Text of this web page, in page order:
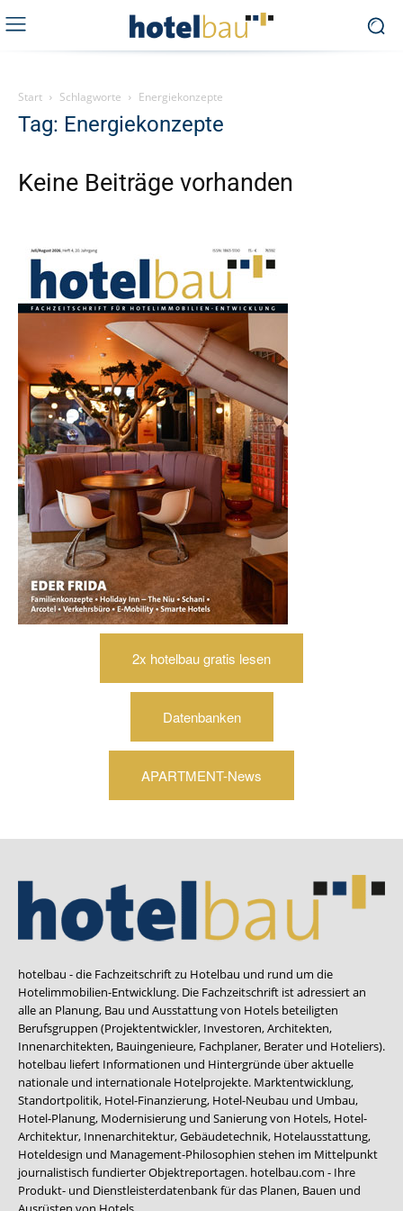
Start Schlagworte Energiekonzepte
Tag: Energiekonzepte
Keine Beiträge vorhanden
2x hotelbau gratis lesen
Datenbanken
APARTMENT-News
hotelbau - die Fachzeitschrift zu Hotelbau und rund um die
Hotelimmobilien-Entwicklung. Die Fachzeitschrift ist adressiert an
alle an Planung, Bau und Ausstattung von Hotels beteiligten
Berufsgruppen (Projektentwickler, Investoren, Architekten,
Innenarchitekten, Bauingenieure, Fachplaner, Berater und Hoteliers).
hotelbau liefert Informationen und Hintergründe über aktuelle
nationale und internationale Hotelprojekte. Marktentwicklung,
Standortpolitik, Hotel-Finanzierung, Hotel-Neubau und Umbau,
Hotel-Planung, Modernisierung und Sanierung von Hotels, Hotel-
Architektur, Innenarchitektur, Gebäudetechnik, Hotelausstattung,
Hoteldesign und Management-Philosophien stehen im Mittelpunkt
journalistisch fundierter Objektreportagen. hotelbau.com - Ihre
Produkt- und Dienstleisterdatenbank für das Planen, Bauen und